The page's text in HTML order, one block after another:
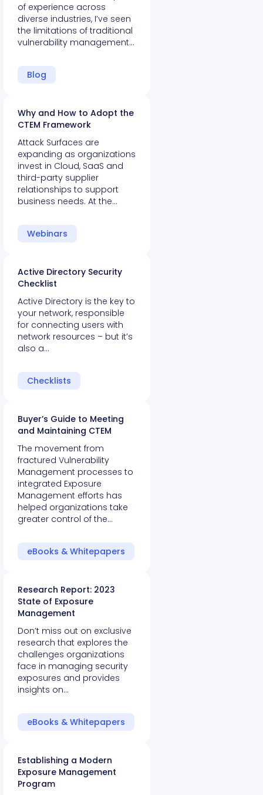
of experience across
diverse industries, I’ve seen
the limitations of traditional
vulnerability management…
Blog
Why and How to Adopt the
CTEM Framework
Attack Surfaces are
expanding as organizations
invest in Cloud, SaaS and
third-party supplier
relationships to support
business needs. At the…
Webinars
Active Directory Security
Checklist
Active Directory is the key to
your network, responsible
for connecting users with
network resources – but it’s
also a…
Checklists
Buyer’s Guide to Meeting
and Maintaining CTEM
The movement from
fractured Vulnerability
Management processes to
integrated Exposure
Management efforts has
helped organizations take
greater control of the…
eBooks & Whitepapers
Research Report: 2023
State of Exposure
Management
Don’t miss out on exclusive
research that explores the
challenges organizations
face in managing security
exposures and provides
insights on…
eBooks & Whitepapers
Establishing a Modern
Exposure Management
Program